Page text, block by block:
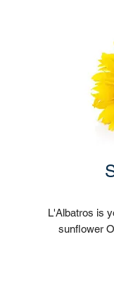
L'Albatros is
sunflower